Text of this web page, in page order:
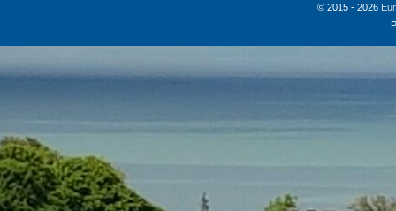
© 2015 - 2026